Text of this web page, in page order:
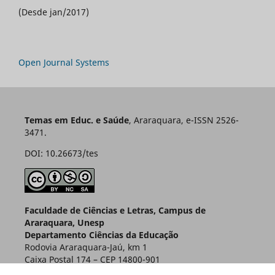
(Desde jan/2017)
Open Journal Systems
Temas em Educ. e Saúde, Araraquara, e-ISSN 2526-
3471.
DOI: 10.26673/tes
Faculdade de Ciências e Letras, Campus de
Araraquara, Unesp
Departamento Ciências da Educação
Rodovia Araraquara-Jaú, km 1
Caixa Postal 174 – CEP 14800-901